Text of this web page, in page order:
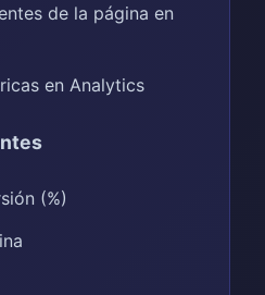
de la página en
en Analytics
(%)